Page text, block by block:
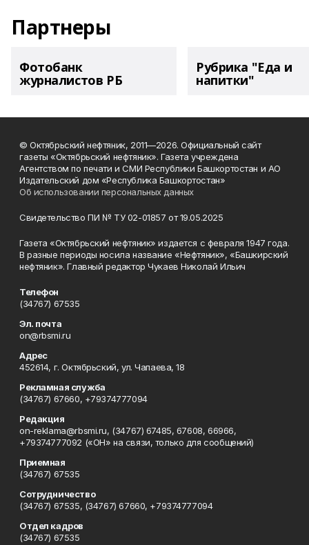
Партнеры
Фотобанк
журналистов РБ
Рубрика "Еда и
напитки"
© Октябрьский нефтяник, 2011—2026. Официальный сайт
газеты «Октябрьский нефтяник». Газета учреждена
Агентством по печати и СМИ Республики Башкортостан и АО
Издательский дом «Республика Башкортостан»
Об использовании персональных данных
Свидетельство ПИ № ТУ 02-01857 от 19.05.2025
Газета «Октябрьский нефтяник» издается с февраля 1947 года.
В разные периоды носила название «Нефтяник», «Башкирский
нефтяник». Главный редактор Чукаев Николай Ильич
Телефон
(34767) 67535
Эл. почта
on@rbsmi.ru
Адрес
452614, г. Октябрьский, ул. Чапаева, 18
Рекламная служба
(34767) 67660, +79374777094
Редакция
on-reklama@rbsmi.ru, (34767) 67485, 67608, 66966,
+79374777092 («ОН» на связи, только для сообщений)
Приемная
(34767) 67535
Сотрудничество
(34767) 67535, (34767) 67660, +79374777094
Отдел кадров
(34767) 67535